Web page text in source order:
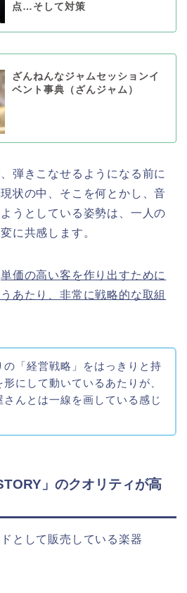
点…そして対策
ざんねんなジャムセッションイ
ベント事典（ざんジャム）
弾きこなせるようになる前に
状の中、そこを何とかし、音
うとしている姿勢は、一人の
に共感します。
単価の高い客を作り出すために
あたり、非常に戦略的な取組
の「経営戦略」をはっきりと持
形にして動いているあたりが、
さんとは一線を画している感じ
」のクオリティが高
として販売している楽器